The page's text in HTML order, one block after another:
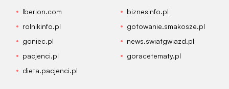
Iberion.com
biznesinfo.pl
rolnikinfo.pl
gotowanie.smakosze.pl
goniec.pl
news.swiatgwiazd.pl
pacjenci.pl
goracetematy.pl
dieta.pacjenci.pl